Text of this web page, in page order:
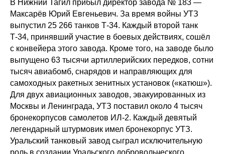
В Нижний Тагил прибыл директор завода № 183 —
Максарёв Юрий Евгеньевич. За время войны УТЗ
выпустил 25 266 танков Т-34. Каждый второй танк
Т-34, принявший участие в боевых действиях, сошёл
с конвейера этого завода. Кроме того, на заводе было
выпущено 63 тысячи артиллерийских передков, сотни
тысяч авиабомб, снарядов и направляющих для
самоходных ракетных зенитных установок («катюш»).
Для двух авиационных заводов, эвакуированных из
Москвы и Ленинграда, УТЗ поставил около 4 тысяч
бронекорпусов самолетов ИЛ-2. Каждый девятый
легендарный штурмовик имел бронекорпус УТЗ.
Уральский танковый завод сыграл исключительную
роль в создании Уральского добровольческого